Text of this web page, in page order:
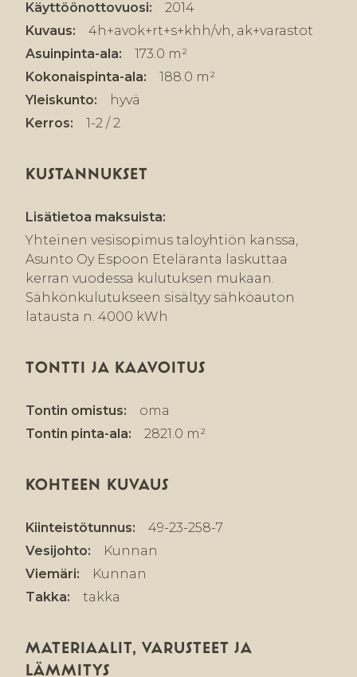
Käyttöönottovuosi:
2014
Kuvaus:
4h+avok+rt+s+khh/vh, ak+varastot
Asuinpinta-ala:
173.0 m²
Kokonaispinta-ala:
188.0 m²
Yleiskunto:
hyvä
Kerros:
1-2 / 2
KUSTANNUKSET
Lisätietoa maksuista:
Yhteinen vesisopimus taloyhtiön kanssa,
Asunto Oy Espoon Eteläranta laskuttaa
kerran vuodessa kulutuksen mukaan.
Sähkönkulutukseen sisältyy sähköauton
latausta n. 4000 kWh
TONTTI JA KAAVOITUS
Tontin omistus:
oma
Tontin pinta-ala:
2821.0 m²
KOHTEEN KUVAUS
Kiinteistötunnus:
49-23-258-7
Vesijohto:
Kunnan
Viemäri:
Kunnan
Takka:
takka
MATERIAALIT, VARUSTEET JA
LÄMMITYS